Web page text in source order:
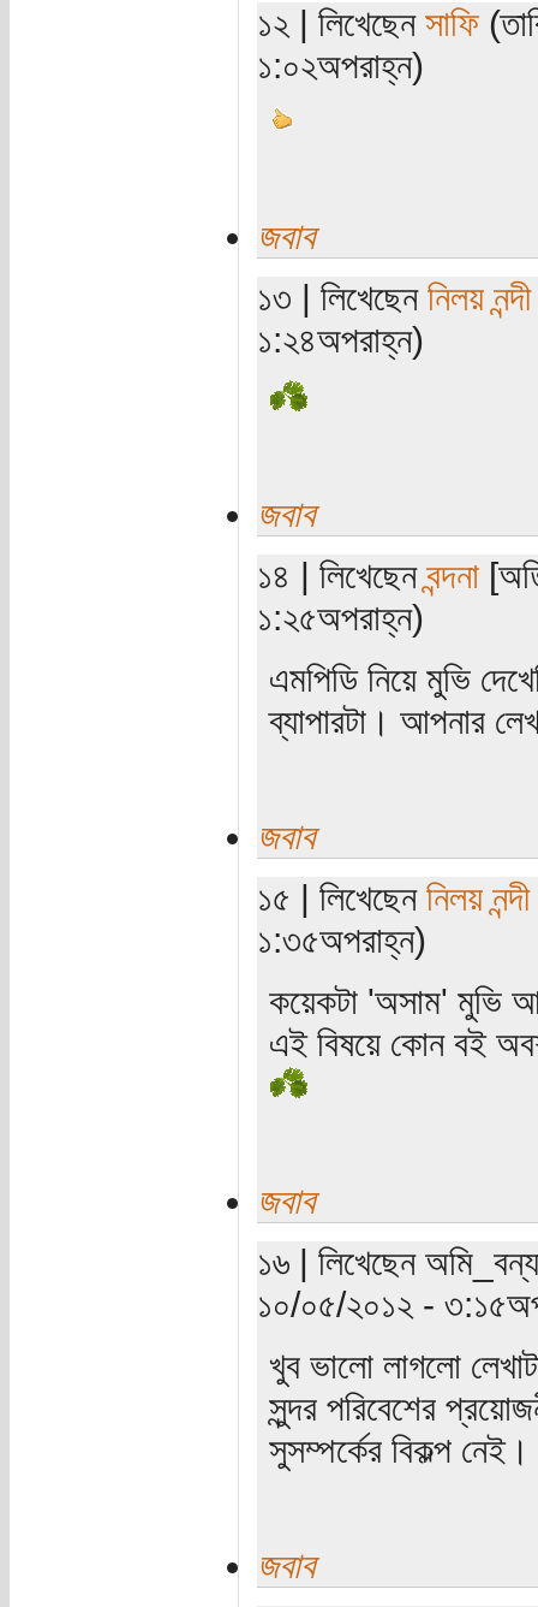
১২ | লিখেছেন সাফি
১:০২অপরাহ্ন)
জবাব
১৩ | লিখেছেন নিলয় নন্দী
১:২৪অপরাহ্ন)
জবাব
১৪ | লিখেছেনবন্দনা
১:২৫অপরাহ্ন)
এমপিডি নিয়ে মুভি
ব্যাপারটা। আপনার
জবাব
১৫ | লিখেছেন নিলয় নন্দী
১:৩৫অপরাহ্ন)
কয়েকটা 'অসাম' মুভি
এই বিষয়ে কোন বই
জবাব
১৬ | লিখেছেন
১০/০৫/২০১২ -
খুব ভালো লাগলো
সুন্দর পরিবেশের
সুসম্পর্কের বিকল্প নেই।
জবাব